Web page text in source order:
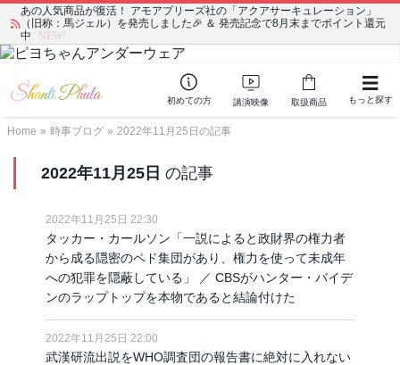
あの人気商品が復活！ アモアプリーズ社の「アクアサーキュレーション」
（旧称：馬ジェル）を発売しました🎉 ＆ 発売記念で8月末までポイント還元
中
NEW!
初めての方 講演映像 取扱商品 もっと探す
Home » 時事ブログ » 2022年11月25日の記事
2022年11月25日 の記事
2022年11月25日 22:30
タッカー・カールソン「一説によると政財界の権力者
から成る隠密のペド集団があり、権力を使って未成年
への犯罪を隠蔽している」 ／ CBSがハンター・バイデ
ンのラップトップを本物であると結論付けた
2022年11月25日 22:00
武漢研流出説をWHO調査団の報告書に絶対に入れない